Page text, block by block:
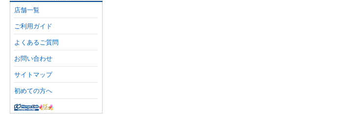
店舗一覧
ご利用ガイド
よくあるご質問
お問い合わせ
サイトマップ
初めての方へ